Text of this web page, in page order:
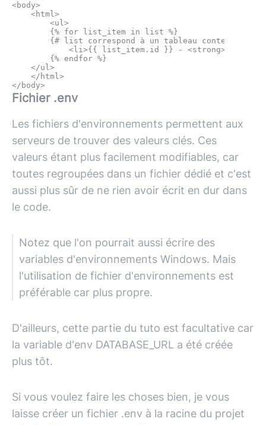
<body>
    <html>
        <ul>
        {% for list_item in list %}
{# list correspond à un tableau contenant
<li>{{ list_item.id }} -
        {% endfor %}
    </ul>
    </html>
Fichier .env
Les fichiers d'environnements permettent aux
serveurs de trouver des valeurs clés. Ces
valeurs étant plus facilement modifiables, car
toutes regroupées dans un fichier dédié et c'est
aussi plus sûr de ne rien avoir écrit en dur dans
le code.
Notez que l'on pourrait aussi écrire des
variables d'environnements Windows. Mais
l'utilisation de fichier d'environnements est
préférable car plus propre.
D'ailleurs, cette partie du tuto est facultative car
la variable d'env DATABASE_URL a été créée
plus tôt.
Si vous voulez faire les choses bien, je vous
laisse créer un fichier .env à la racine du projet